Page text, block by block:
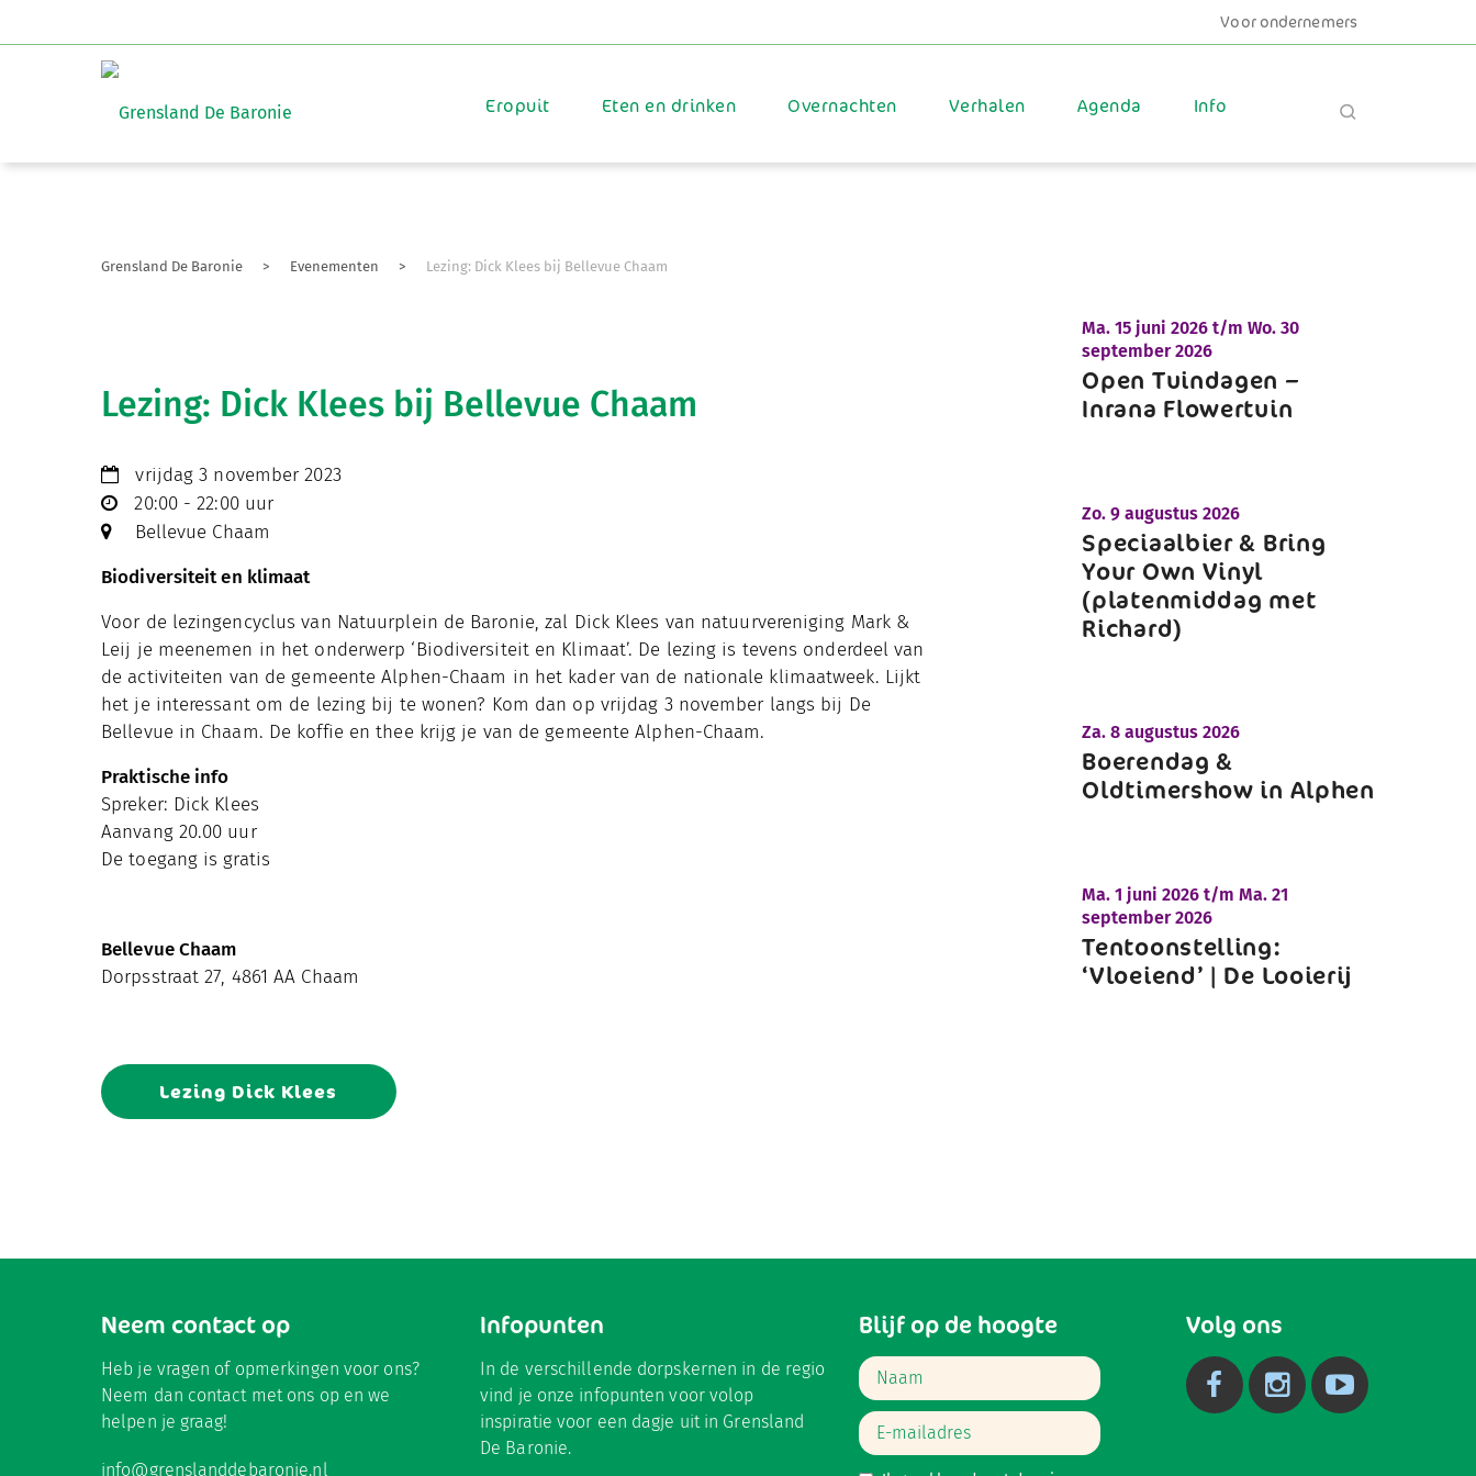
Voor ondernemers
Eropuit Eten en drinken Overnachten Verhalen Agenda Info
Grensland De Baronie > Evenementen > Lezing: Dick Klees bij Bellevue Chaam
Lezing: Dick Klees bij Bellevue Chaam
vrijdag 3 november 2023
20:00 - 22:00 uur
Bellevue Chaam
Biodiversiteit en klimaat
Voor de lezingencyclus van Natuurplein de Baronie, zal Dick Klees van natuurvereniging Mark &
Leij je meenemen in het onderwerp ‘Biodiversiteit en Klimaat’. De lezing is tevens onderdeel van
de activiteiten van de gemeente Alphen-Chaam in het kader van de nationale klimaatweek. Lijkt
het je interessant om de lezing bij te wonen? Kom dan op vrijdag 3 november langs bij De
Bellevue in Chaam. De koffie en thee krijg je van de gemeente Alphen-Chaam.
Praktische info
Spreker: Dick Klees
Aanvang 20.00 uur
De toegang is gratis
Bellevue Chaam
Dorpsstraat 27, 4861 AA Chaam
Lezing Dick Klees
Ma. 15 juni 2026 t/mWo. 30
september 2026
Open Tuindagen –
Inrana Flowertuin
Zo. 9 augustus 2026
Speciaalbier & Bring
Your Own Vinyl
(platenmiddag met
Richard)
Za. 8 augustus 2026
Boerendag &
Oldtimershow in Alphen
Ma. 1 juni 2026 t/mMa. 21
september 2026
Tentoonstelling:
‘Vloeiend’ | De Looierij
Neem contact op
Heb je vragen of opmerkingen voor ons?
Neem dan contact met ons op en we
helpen je graag!
info@grenslanddebaronie.nl
Infopunten
In de verschillende dorpskernen in de regio
vind je onze infopunten voor volop
inspiratie voor een dagje uit in Grensland
De Baronie.
Blijf op de hoogte Volg ons